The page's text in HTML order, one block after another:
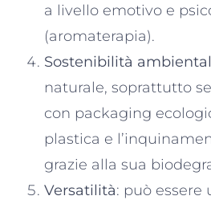
a livello emotivo e
(aromaterapia).
Sostenibilità
naturale, soprattutto
con packaging
plastica e
grazie alla sua
Versatilità: può essere